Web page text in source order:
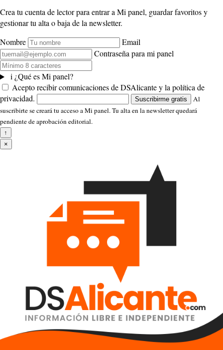
Crea tu cuenta de lector para entrar a Mi panel, guardar favoritos y
gestionar tu alta o baja de la newsletter.
Nombre
Email
Contraseña para mi panel
i¿Qué es Mi panel?
Acepto recibir comunicaciones de DSAlicante y la política de
privacidad.
Suscribirme gratis
Al
suscribirte se creará tu acceso a Mi panel. Tu alta en la newsletter quedará
pendiente de aprobación editorial.
↑
×